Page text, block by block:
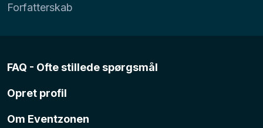
Forfatterskab
FAQ - Ofte stillede spørgsmål
Opret profil
Om Eventzonen